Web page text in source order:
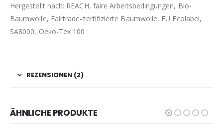
Hergestellt nach: REACH, faire Arbeitsbedingungen, Bio-
Baumwolle, Fairtrade-zertifizierte Baumwolle, EU Ecolabel,
SA8000, Oeko-Tex 100
REZENSIONEN (2)
ÄHNLICHE PRODUKTE